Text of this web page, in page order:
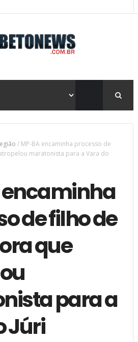
/ MP-BA encaminha processo de
maratonista para a Vara do
encaminha
de filho de
que
para a
Júri